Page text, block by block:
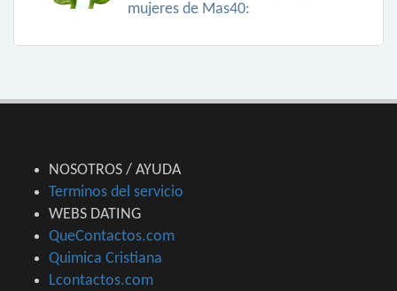
mujeres de Mas40:
NOSOTROS / AYUDA
Terminos del servicio
WEBS DATING
QueContactos.com
Quimica Cristiana
Lcontactos.com